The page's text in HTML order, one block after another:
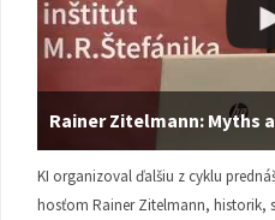
Rainer Zitelmann: Myths
KI organizoval ďalšiu z cyklu
hosťom Rainer Zitelmann,